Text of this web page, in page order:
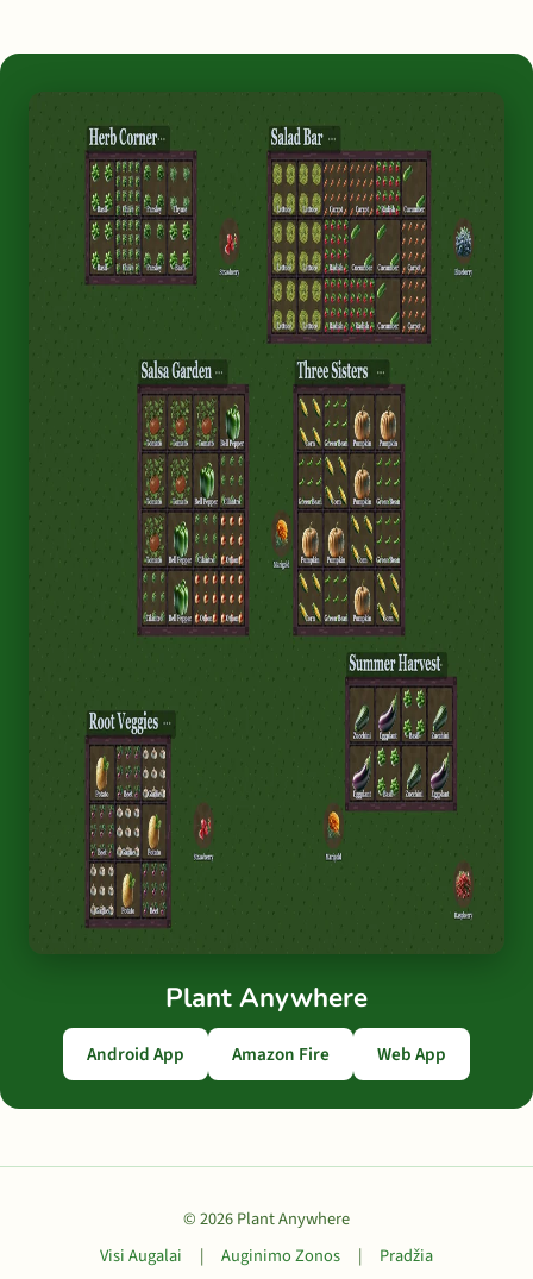
Plant Anywhere
Android App Amazon Fire Web App
© 2026 Plant Anywhere
Visi Augalai
| Auginimo Zonos | Pradžia